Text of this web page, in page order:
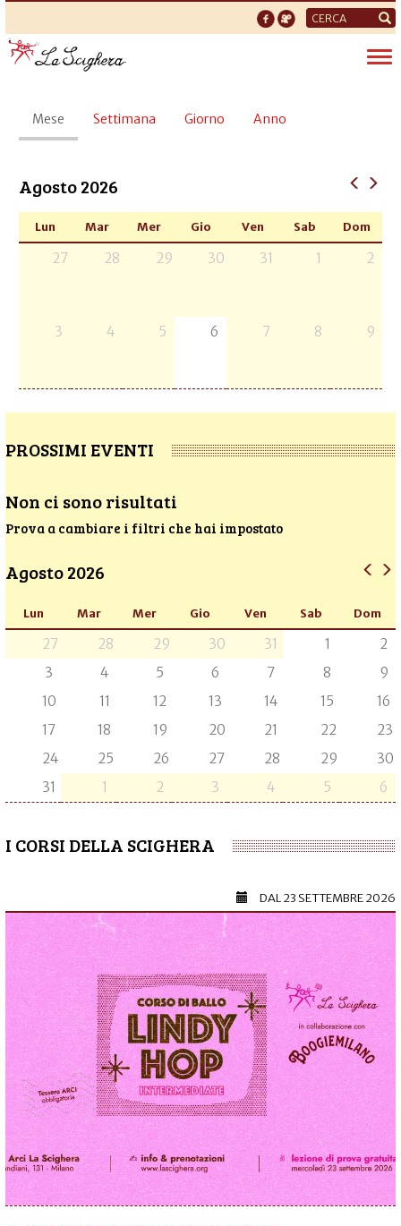
Form
di
ricerca
Schede
primarie
Mese (scheda
attiva)
Settimana Giorno Anno
Agosto 2026
Lun Mar Mer Gio Ven Sab Dom
27 28 29 30 31 1 2
3 4 5 6 7 8 9
PROSSIMI EVENTI
Non ci sono risultati
Prova a cambiare i filtri che hai impostato
Agosto 2026
Lun Mar Mer Gio Ven Sab Dom
27 28 29 30 31 1
2
3
4 5 6 7 8
9
10
11 12 13 14 15
16
17
18 19 20 21 22
23
24
25 26 27 28 29
30
31
1 2 3 4 5 6
I CORSI DELLA SCIGHERA
DAL23 SETTEMBRE 2026